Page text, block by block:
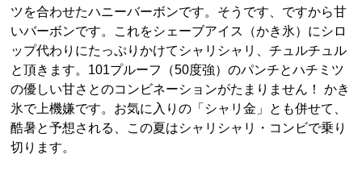
ツを合わせたハニーバーボンです。そうです、ですから甘
いバーボンです。これをシェーブアイス（かき氷）にシロ
ップ代わりにたっぷりかけてシャリシャリ、チュルチュル
と頂きます。101プルーフ（50度強）のパンチとハチミツ
の優しい甘さとのコンビネーションがたまりません！ かき
氷で上機嫌です。お気に入りの「シャリ金」とも併せて、
酷暑と予想される、この夏はシャリシャリ・コンビで乗り
切ります。